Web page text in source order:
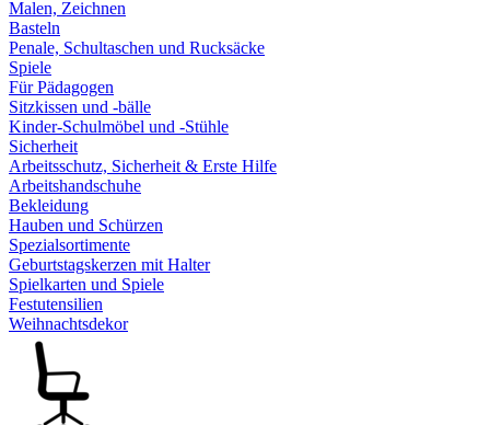
Malen, Zeichnen
Basteln
Penale, Schultaschen und Rucksäcke
Spiele
Für Pädagogen
Sitzkissen und -bälle
Kinder-Schulmöbel und -Stühle
Sicherheit
Arbeitsschutz, Sicherheit & Erste Hilfe
Arbeitshandschuhe
Bekleidung
Hauben und Schürzen
Spezialsortimente
Geburtstagskerzen mit Halter
Spielkarten und Spiele
Festutensilien
Weihnachtsdekor